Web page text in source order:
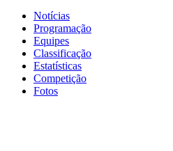
Notícias
Programação
Equipes
Classificação
Estatísticas
Competição
Fotos